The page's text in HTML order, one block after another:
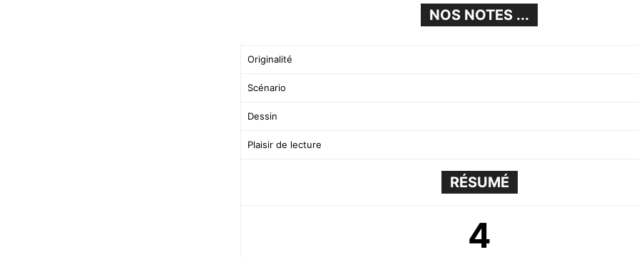
NOS NOTES ...
Originalité
Scénario
Dessin
Plaisir de lecture
RÉSUMÉ
4